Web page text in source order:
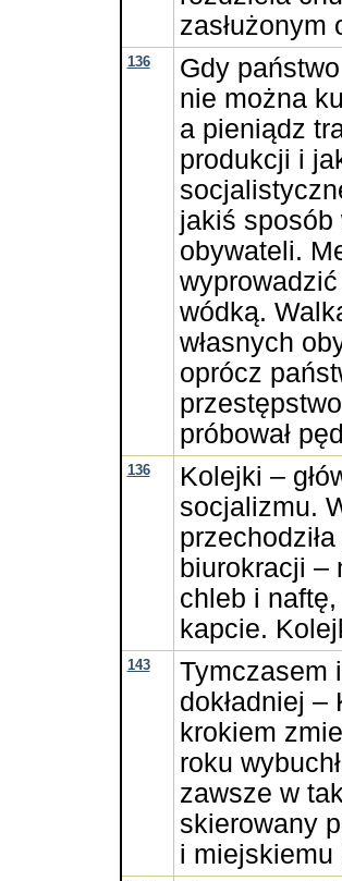
zasłużonym
136
Gdy
nie można
a pieniądz
produkcji i
jakiś
obywateli.
wódką.
własnych
oprócz
próbował
136
Kolejki –
socjalizmu.
biurokracji –
chleb i naftę,
kapcie.
143
Tymczasem
dokładniej –
krokiem
roku
zawsze w
skierowany
i miejskiemu